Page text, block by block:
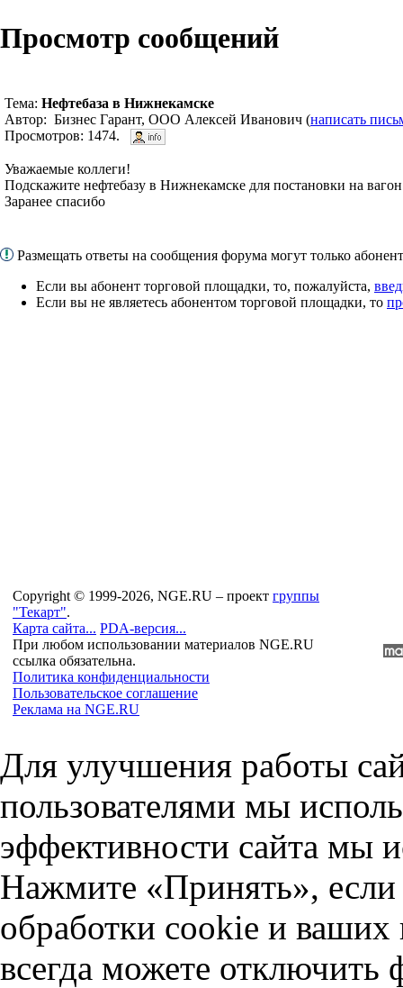
Просмотр сообщений
Тема: Нефтебаза в Нижнекамске
Автор: Бизнес Гарант, ООО Алексей Иванович (написать
Просмотров: 1474.
Уважаемые коллеги!
Подскажите нефтебазу в Нижнекамске для постановки на вагон
Заранее спасибо
Размещать ответы на сообщения форума могут только
Если вы абонент торговой площадки, то, пожалуйста,
Если вы не являетесь абонентом торговой площадки, то
Copyright © 1999-2026, NGE.RU – проект группы
"Текарт".
Карта сайта... PDA-версия...
При любом использовании материалов NGE.RU
ссылка обязательна.
Политика конфиденциальности
Пользовательское соглашение
Реклама на NGE.RU
Для улучшения работы
пользователями мы
эффективности сайта мы
Нажмите «Принять», если
обработки cookie и
всегда можете отключить